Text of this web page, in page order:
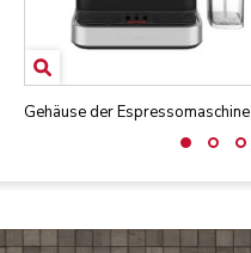
Gehäuse der Espressomaschine